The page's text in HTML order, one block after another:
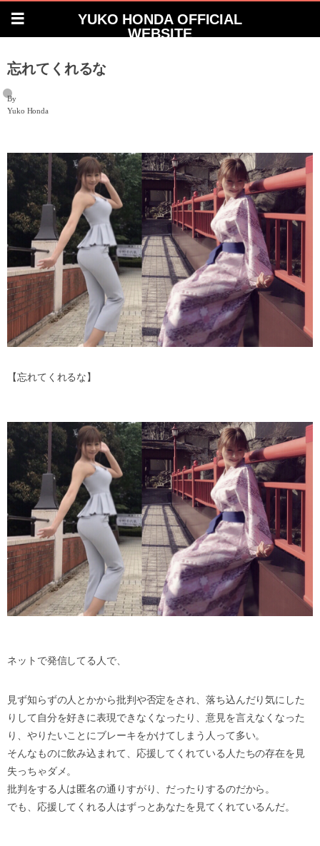
YUKO HONDA OFFICIAL
WEBSITE
忘れてくれるな
By
Yuko Honda
【忘れてくれるな】
ネットで発信してる人で、
見ず知らずの人とかから批判や否定をされ、落ち込んだり気にした
りして自分を好きに表現できなくなったり、意見を言えなくなった
り、やりたいことにブレーキをかけてしまう人って多い。
そんなものに飲み込まれて、応援してくれている人たちの存在を見
失っちゃダメ。
批判をする人は匿名の通りすがり、だったりするのだから。
でも、応援してくれる人はずっとあなたを見てくれているんだ。